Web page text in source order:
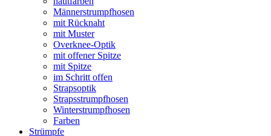
Männerstrumpfhosen
mit Rücknaht
mit Muster
Overknee-Optik
mit offener Spitze
mit Spitze
im Schritt offen
Strapsoptik
Strapsstrumpfhosen
Winterstrumpfhosen
Farben
Strümpfe